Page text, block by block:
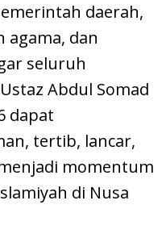
daerah,
agama, dan
seluruh
Abdul Somad
dapat
tertib, lancar,
momentum
di Nusa